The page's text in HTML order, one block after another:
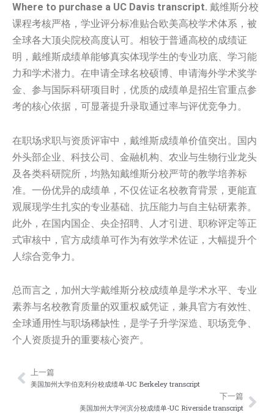
Where to purchase a UC Davis transcript. 戴维斯分校
课程考核严格，学业评分标准贴合欧美高校学术体系，被
全球各大顶尖院校高度认可。相较于普通高校的成绩证
明，戴维斯成绩单能够真实体现学生的专业功底、学习能
力和学术潜力。在申请全球名校硕博、申请海外学术奖学
金、参与国际科研项目时，优质的成绩单是招生官重点参
考的核心依据，可显著提升录取通过率与评优竞争力。
在职场求职与资质评审中，戴维斯成绩单价值突出。国内
外头部企业、科技公司、金融机构、农业与生物行业龙头
及各类科研院所，均熟知戴维斯分校严苛的教学培养标
准。一份优异的成绩单，不仅佐证名校教育背景，更能直
观展现学生扎实的专业基础、抗压能力与自主钻研素养。
此外，在国内国企、央企招聘、人才引进、职称评定等正
式审核中，官方成绩单可作为有效学术佐证，大幅提升个
人综合竞争力。
总而言之，加州大学戴维斯分校成绩单是学术水平、专业
素养与名校教育质量的双重权威凭证，兼具官方有效性、
全球通用性与职场稀缺性，是学子升学深造、职场竞争、
个人资质提升的重要核心资产。
Prev
上一篇
美国加州大学伯克利分校成绩单-UC Berkeley transcript
下一篇
美国加州大学河滨分校成绩单-UC Riverside transcript